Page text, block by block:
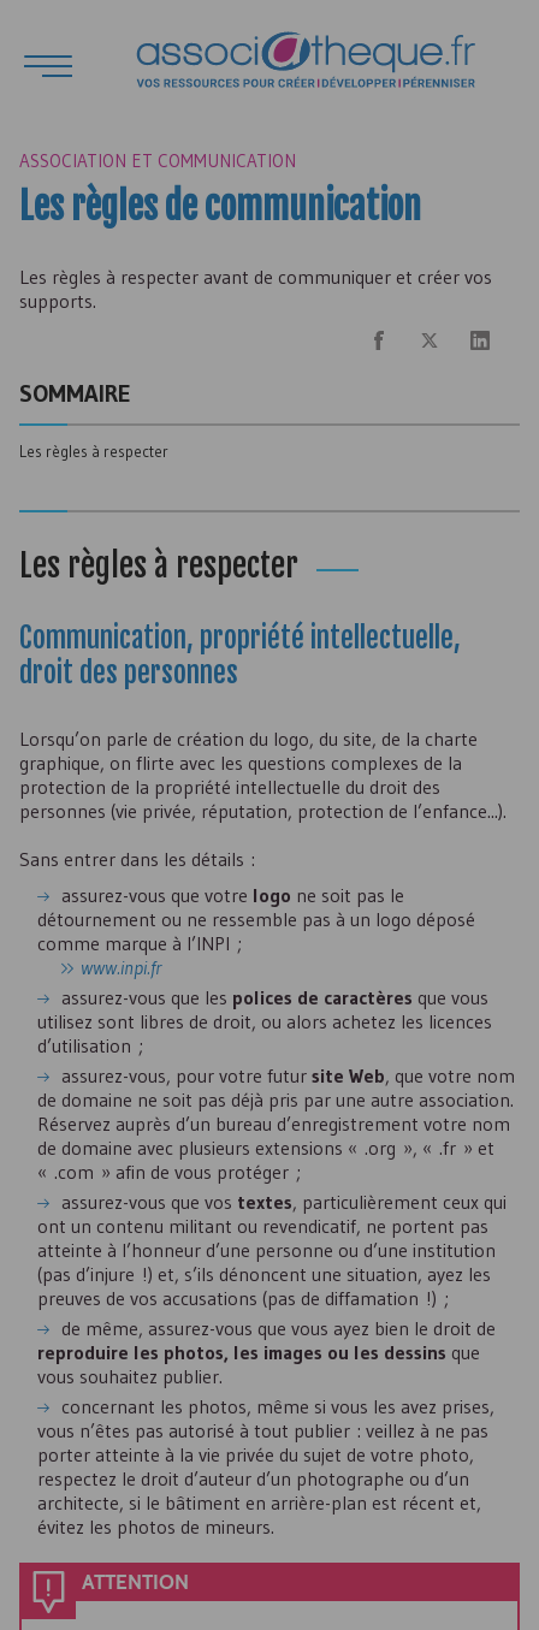
ASSOCIATION ET COMMUNICATION
Les règles de communication
Les règles à respecter avant de communiquer et créer vos
supports.
SOMMAIRE
Les règles à respecter
Les règles à respecter
Communication, propriété intellectuelle,
droit des personnes
Lorsqu’on parle de création du logo, du site, de la charte
graphique, on flirte avec les questions complexes de la
protection de la propriété intellectuelle du droit des
personnes (vie privée, réputation, protection de l’enfance...).
Sans entrer dans les détails :
assurez-vous que votre logo ne soit pas le
détournement ou ne ressemble pas à un logo déposé
comme marque à l’INPI ;
www.inpi.fr
assurez-vous que les polices de caractères que vous
utilisez sont libres de droit, ou alors achetez les licences
d’utilisation ;
assurez-vous, pour votre futur site Web, que votre nom
de domaine ne soit pas déjà pris par une autre association.
Réservez auprès d’un bureau d’enregistrement votre nom
de domaine avec plusieurs extensions « .org », « .fr » et
« .com » afin de vous protéger ;
assurez-vous que vos textes, particulièrement ceux qui
ont un contenu militant ou revendicatif, ne portent pas
atteinte à l’honneur d’une personne ou d’une institution
(pas d’injure !) et, s’ils dénoncent une situation, ayez les
preuves de vos accusations (pas de diffamation !) ;
de même, assurez-vous que vous ayez bien le droit de
reproduire les photos, les images ou les dessins que
vous souhaitez publier.
concernant les photos, même si vous les avez prises,
vous n’êtes pas autorisé à tout publier : veillez à ne pas
porter atteinte à la vie privée du sujet de votre photo,
respectez le droit d’auteur d’un photographe ou d’un
architecte, si le bâtiment en arrière-plan est récent et,
évitez les photos de mineurs.
ATTENTION